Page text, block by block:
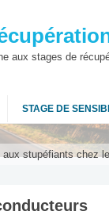
aux stages de
STAGE DE
aux stupéfiants chez